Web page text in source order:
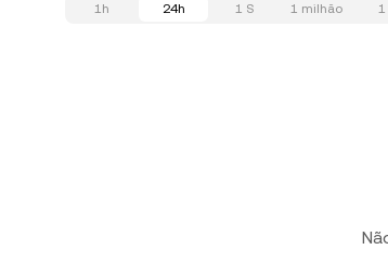
1h 24h 1 S 1 milhão 1